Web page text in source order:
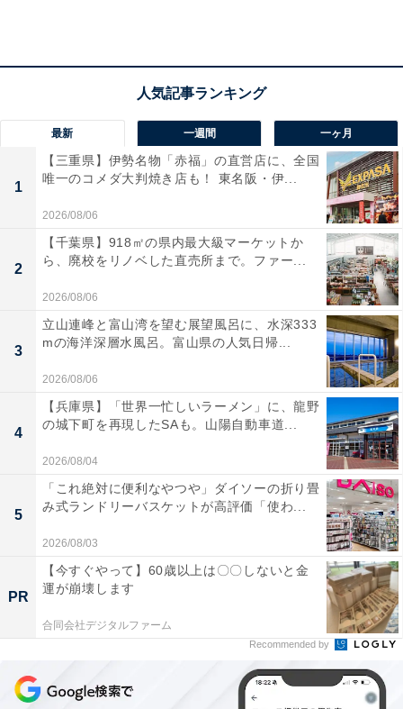
「幸さんにはまぁ、少しは悪いかな？と思ってますけ
でも仲良しなフリを続けていて、一緒に海外に行った
り、お互いの家でランチやお茶をしたりするんですけ
ど、なんていうか、すべてがあか抜けていないタイプ。
せっかくイケてるご主人なのに、アンタでいいの？って
（笑）。タワマンに住んでて、フィットネスジムとかプ
ールとか付いているのに、『一度も利用したことない』
とか言うんですよ？ あ～～、だから体型が崩れてきてる
んだ、って。ご主人が可哀想になっちゃいました」
相手を落とすための1年は、ゲーム感覚だった
最新 一週間 一ヶ月
1
【三重県】伊勢名物「赤福」の直営店に、全国
唯一のコメダ大判焼き店も！ 東名阪・伊...
2026/08/06
2
【千葉県】918㎡の県内最大級マーケットか
ら、廃校をリノベした直売所まで。ファー...
2026/08/06
3
立山連峰と富山湾を望む展望風呂に、水深333
mの海洋深層水風呂。富山県の人気日帰...
2026/08/06
4
【兵庫県】「世界一忙しいラーメン」に、龍野
の城下町を再現したSAも。山陽自動車道...
2026/08/04
5
「これ絶対に便利なやつや」ダイソーの折り畳
み式ランドリーバスケットが高評価「使わ...
2026/08/03
PR
【今すぐやって】60歳以上は〇〇しないと金
運が崩壊します
合同会社デジタルファーム
Recommended by